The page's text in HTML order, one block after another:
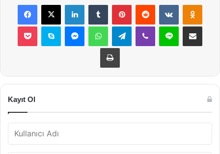
Facebook
X LinkedInTumblr PinterestReddit VKontakte
Pocket Skype MessengerWhatsAppTelegramViber Line E-Posta ile
Yazdır
Kayıt Ol